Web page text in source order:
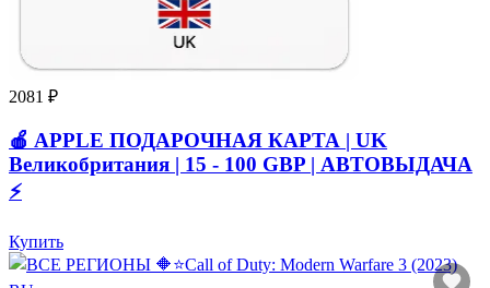
2081 ₽
🍎 APPLE ПОДАРОЧНАЯ КАРТА | UK
Великобритания | 15 - 100 GBP | АВТОВЫДАЧА
⚡️
Купить